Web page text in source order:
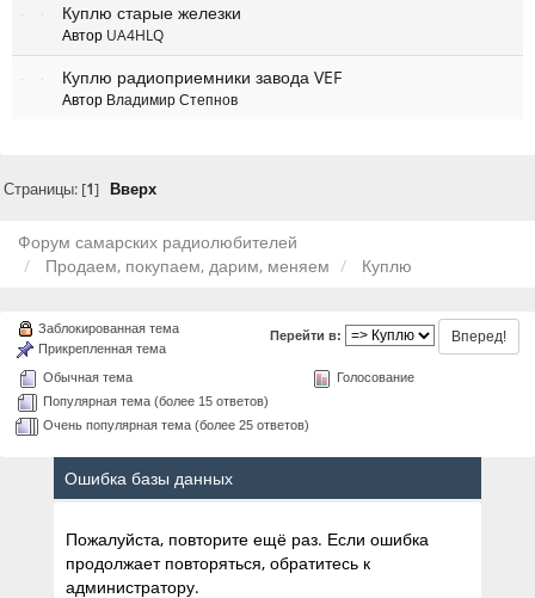
Куплю старые железки
Автор UA4HLQ
Куплю радиоприемники завода VEF
Автор Владимир Степнов
Страницы: [1] Вверх
Форум самарских радиолюбителей
Продаем, покупаем, дарим, меняем
Куплю
Перейти в:
Обычная тема
Популярная тема (более 15 ответов)
Очень популярная тема (более 25 ответов)
Заблокированная тема
Прикрепленная тема
Голосование
Ошибка базы данных
Пожалуйста, повторите ещё раз. Если ошибка
продолжает повторяться, обратитесь к
администратору.